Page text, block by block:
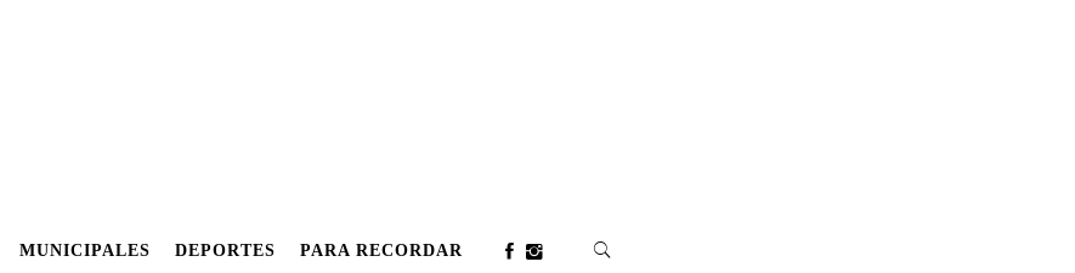
MUNICIPALES DEPORTES PARA RECORDAR